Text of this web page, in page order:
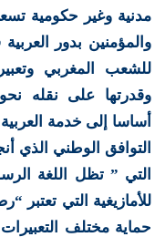
مدنية وغير حكومية
والمؤمنين بدور
للشعب المغربي
وقدرتها على نقله
أساسا إلى خدمة
التوافق الوطني الذي
التي ” تظل اللغة
للأمازيغية التي تعتبر
حماية مختلف التعبيرات